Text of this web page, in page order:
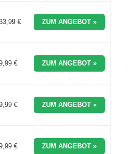
€ ZUM ANGEBOT »
€ ZUM ANGEBOT »
€ ZUM ANGEBOT »
€ ZUM ANGEBOT »